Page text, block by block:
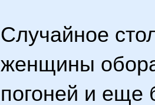
Случайное
женщины
погоней и еще